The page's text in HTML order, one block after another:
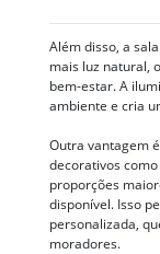
Além disso, a
mais luz natural,
bem-estar. A
ambiente e cria
Outra vantagem
decorativos
proporções
disponível. Isso
personalizada,
moradores.